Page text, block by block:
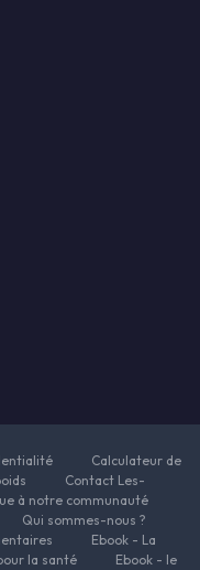
Calculateur de
Contact Les-
à notre communauté
Qui sommes-nous ?
Ebook - La
la santé
Ebook - le